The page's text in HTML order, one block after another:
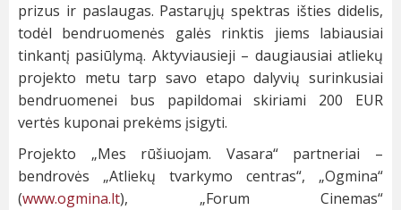
prizus ir paslaugas. Pastarųjų spektras išties didelis,
todėl bendruomenės galės rinktis jiems labiausiai
tinkantį pasiūlymą. Aktyviausieji – daugiausiai atliekų
projekto metu tarp savo etapo dalyvių surinkusiai
bendruomenei bus papildomai skiriami 200 EUR
vertės kuponai prekėms įsigyti.
Projekto „Mes rūšiuojam. Vasara“ partneriai –
bendrovės „Atliekų tvarkymo centras“, „Ogmina“
(www.ogmina.lt), „Forum Cinemas“